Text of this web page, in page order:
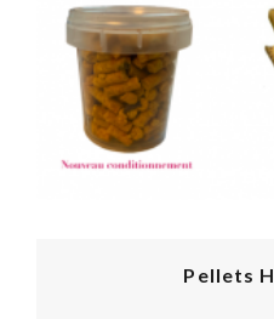
Pellets